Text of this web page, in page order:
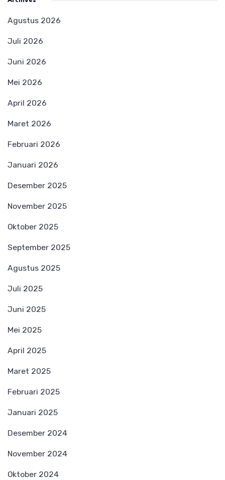
Agustus 2026
Juli 2026
Juni 2026
Mei 2026
April 2026
Maret 2026
Februari 2026
Januari 2026
Desember 2025
November 2025
Oktober 2025
September 2025
Agustus 2025
Juli 2025
Juni 2025
Mei 2025
April 2025
Maret 2025
Februari 2025
Januari 2025
Desember 2024
November 2024
Oktober 2024